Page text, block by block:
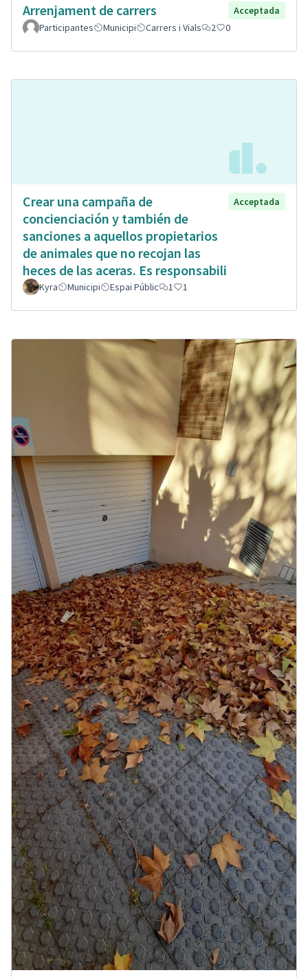
Arrenjament de carrers
Acceptada
Participantes
Municipi Carrers i Vials 2 0
Crear una campaña de
concienciación y también de
sanciones a aquellos propietarios
de animales que no recojan las
heces de las aceras. Es responsabili
Acceptada
Kyra Municipi Espai Públic 1 1